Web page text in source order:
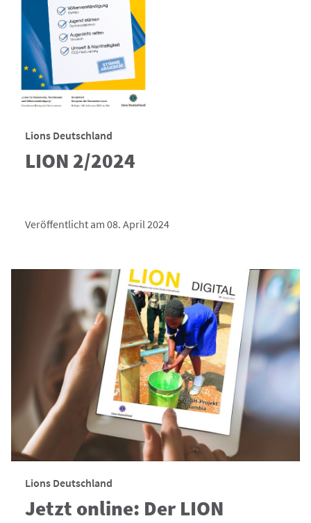
Lions Deutschland
LION 2/2024
Veröffentlicht am 08. April 2024
Lions Deutschland
Jetzt online: Der LION